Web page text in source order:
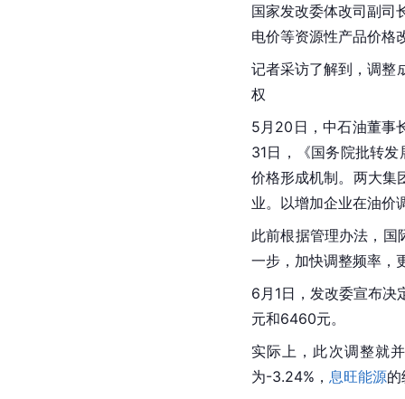
国家发改委体改司副司
电价等资源性产品价格
记者采访了解到，调整
权
5月20日，中石油董事
31日，《国务院批转
价格形成机制。两大集
业。以增加企业在油价
此前根据管理办法，国
一步，加快调整频率，
6月1日，发改委宣布
元和6460元。
实际上，此次调整就
为-3.24%， 息旺能源